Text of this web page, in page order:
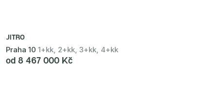
JITRO
Praha 10 1+kk, 2+kk, 3+kk, 4+kk
od 8 467 000 Kč